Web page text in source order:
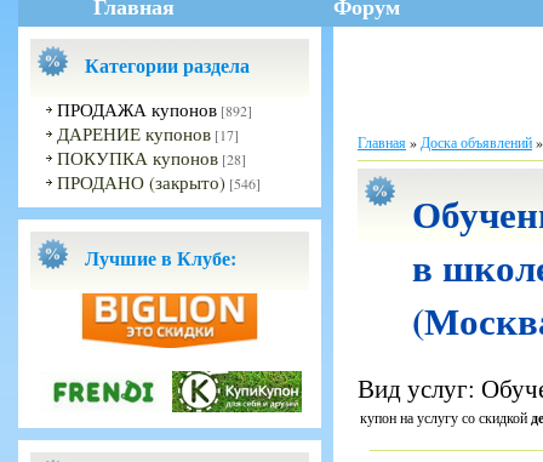
Категории раздела
ПРОДАЖА купонов [892]
ДАРЕНИЕ купонов [17]
ПОКУПКА купонов [28]
ПРОДАНО (закрыто) [546]
Лучшие в Клубе:
Главная» Доска объявлений
в
Вид услуг:
купон на услугу со скидкой